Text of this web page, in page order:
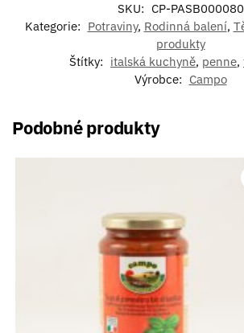
SKU: CP-PASB000080
Kategorie: Potraviny, Rodinná balení,
produkty
Štítky: italská kuchyně, penne,
Výrobce: Campo
Podobné produkty